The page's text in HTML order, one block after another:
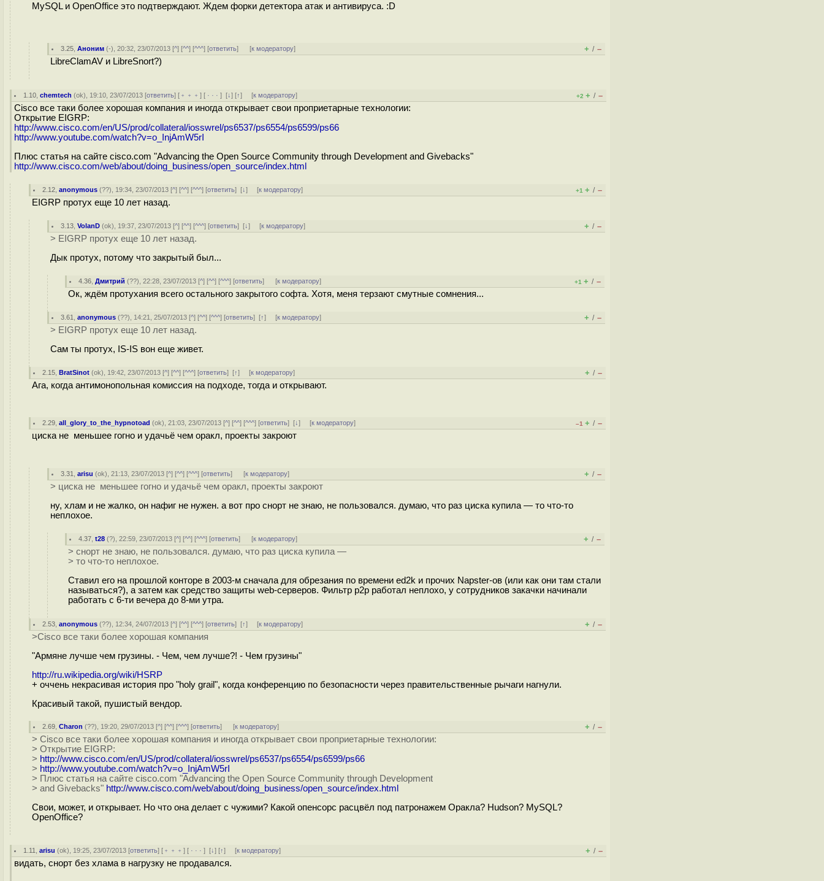
MySQL и OpenOffice это подтверждают. Ждем форки детектора атак и антивируса. :D
3.25 ,Аноним (-), 20:32, 23/07/2013 [^] [^^] [^^^] [ответить] [к модератору] + / –
LibreClamAV и LibreSnort?)
1.10 ,chemtech (ok), 19:10, 23/07/2013 [ответить] [ ﹢﹢﹢] [ · · ·][↓] [↑] [к модератору] +2 + / –
Cisco все таки более хорошая компания и иногда открывает свои проприетарные технологии:
Открытие EIGRP:
http://www.cisco.com/en/US/prod/collateral/iosswrel/ps6537/ps6554/ps6599/ps66
http://www.youtube.com/watch?v=o_InjAmW5rI
Плюс статья на сайте cisco.com "Advancing the Open Source Community through Development and Givebacks"
http://www.cisco.com/web/about/doing_business/open_source/index.html
2.12 ,anonymous (??), 19:34, 23/07/2013 [^] [^^] [^^^] [ответить][↓] [к модератору] +1 + / –
EIGRP протух еще 10 лет назад.
3.13 ,VolanD (ok), 19:37, 23/07/2013 [^] [^^] [^^^] [ответить][↓] [к модератору] + / –
> EIGRP протух еще 10 лет назад.
Дык протух, потому что закрытый был...
4.36 ,Дмитрий (??), 22:28, 23/07/2013 [^] [^^] [^^^] [ответить] [к модератору] +1 + / –
Ок, ждём протухания всего остального закрытого софта. Хотя, меня терзают смутные сомнения...
3.61 ,anonymous (??), 14:21, 25/07/2013 [^] [^^] [^^^] [ответить][↑] [к модератору] + / –
> EIGRP протух еще 10 лет назад.
Сам ты протух, IS-IS вон еще живет.
2.15 ,BratSinot (ok), 19:42, 23/07/2013 [^] [^^] [^^^] [ответить][↑] [к модератору] + / –
Ага, когда антимонопольная комиссия на подходе, тогда и открывают.
2.29 ,all_glory_to_the_hypnotoad (ok), 21:03, 23/07/2013 [^] [^^] [^^^] [ответить][↓] [к модератору] –1 + / –
циска не меньшее гогно и удачьё чем оракл, проекты закроют
3.31 ,arisu (ok), 21:13, 23/07/2013 [^] [^^] [^^^] [ответить] [к модератору] + / –
> циска не меньшее гогно и удачьё чем оракл, проекты закроют
ну, хлам и не жалко, он нафиг не нужен. а вот про снорт не знаю, не пользовался. думаю, что раз циска купила — то что-то
неплохое.
4.37 ,t28 (?), 22:59, 23/07/2013 [^] [^^] [^^^] [ответить] [к модератору] + / –
> снорт не знаю, не пользовался. думаю, что раз циска купила —
> то что-то неплохое.
Ставил его на прошлой конторе в 2003-м сначала для обрезания по времени ed2k и прочих Napster-ов (или как они там стали
называться?), а затем как средство защиты web-серверов. Фильтр p2p работал неплохо, у сотрудников закачки начинали
работать с 6-ти вечера до 8-ми утра.
2.53 ,anonymous (??), 12:34, 24/07/2013 [^] [^^] [^^^] [ответить][↑] [к модератору] + / –
>Cisco все таки более хорошая компания
"Армяне лучше чем грузины. - Чем, чем лучше?! - Чем грузины"
http://ru.wikipedia.org/wiki/HSRP
+ оччень некрасивая история про "holy grail", когда конференцию по безопасности через правительственные рычаги нагнули.
Красивый такой, пушистый вендор.
2.69 ,Charon (??), 19:20, 29/07/2013 [^] [^^] [^^^] [ответить] [к модератору] + / –
> Cisco все таки более хорошая компания и иногда открывает свои проприетарные технологии:
> Открытие EIGRP:
> http://www.cisco.com/en/US/prod/collateral/iosswrel/ps6537/ps6554/ps6599/ps66
> http://www.youtube.com/watch?v=o_InjAmW5rI
> Плюс статья на сайте cisco.com "Advancing the Open Source Community through Development
> and Givebacks" http://www.cisco.com/web/about/doing_business/open_source/index.html
Свои, может, и открывает. Но что она делает с чужими? Какой опенсорс расцвёл под патронажем Оракла? Hudson? MySQL?
OpenOffice?
1.11 ,arisu (ok), 19:25, 23/07/2013 [ответить] [ ﹢﹢﹢] [ · · ·][↓] [↑] [к модератору] + / –
видать, снорт без хлама в нагрузку не продавался.